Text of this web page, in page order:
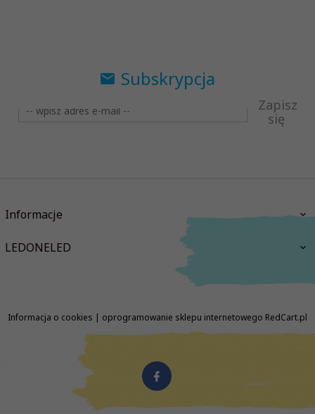
Subskrypcja
Zapisz
się
Informacje
LEDONELED
biuro@ledoneled.pl
Informacja o cookies | oprogramowanie sklepu internetowego RedCart.pl